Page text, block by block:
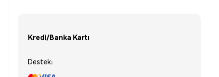
Kredi/Banka Kartı
Destek: